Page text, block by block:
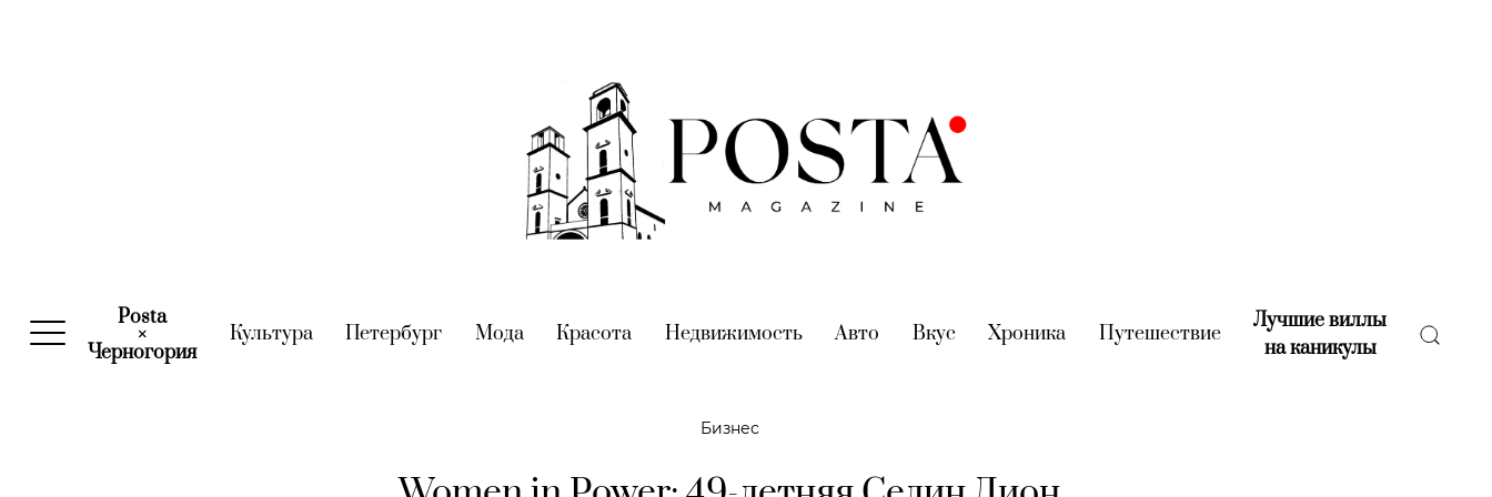
Posta
×
Черногория(current)
Культура(current)
Петербург (current)
Мода(current)
Красота (current)
Недвижимость(current)
Авто (current)
Вкус (current)
Хроника (current)
Путешествие(current)
Лучшие виллы
на каникулы(current)
Бизнес